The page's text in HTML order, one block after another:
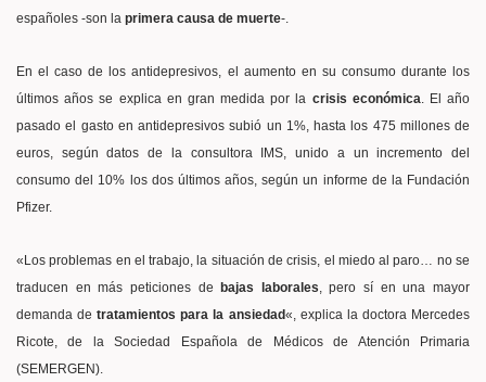
españoles -son la primera causa de muerte-.
En el caso de los antidepresivos, el aumento en su consumo durante los
últimos años se explica en gran medida por la crisis económica . El año
pasado el gasto en antidepresivos subió un 1%, hasta los 475 millones de
euros, según datos de la consultora IMS, unido a un incremento del
consumo del 10% los dos últimos años, según un informe de la Fundación
Pfizer.
«Los problemas en el trabajo, la situación de crisis, el miedo al paro… no se
traducen en más peticiones de bajas laborales , pero sí en una mayor
demanda detratamientos para la ansiedad«, explica la doctora Mercedes
Ricote, de la Sociedad Española de Médicos de Atención Primaria
(SEMERGEN).